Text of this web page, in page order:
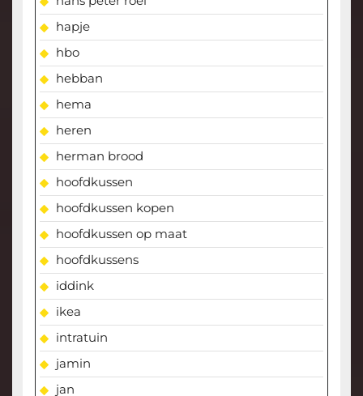
hapje
hbo
hebban
hema
heren
herman brood
hoofdkussen
hoofdkussen kopen
hoofdkussen op maat
hoofdkussens
iddink
ikea
intratuin
jamin
jan